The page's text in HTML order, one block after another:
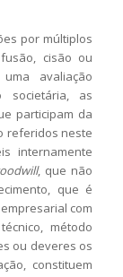
por múltiplos
cisão ou
avaliação
societária, as
participam da
referidos neste
internamente
, que não
que é
com
método
ou deveres os
constituem